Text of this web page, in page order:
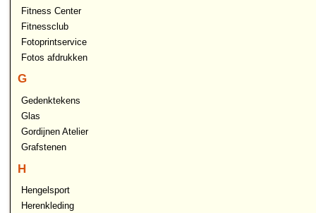
Fitness Center
Fitnessclub
Fotoprintservice
Fotos afdrukken
G
Gedenktekens
Glas
Gordijnen Atelier
Grafstenen
H
Hengelsport
Herenkleding